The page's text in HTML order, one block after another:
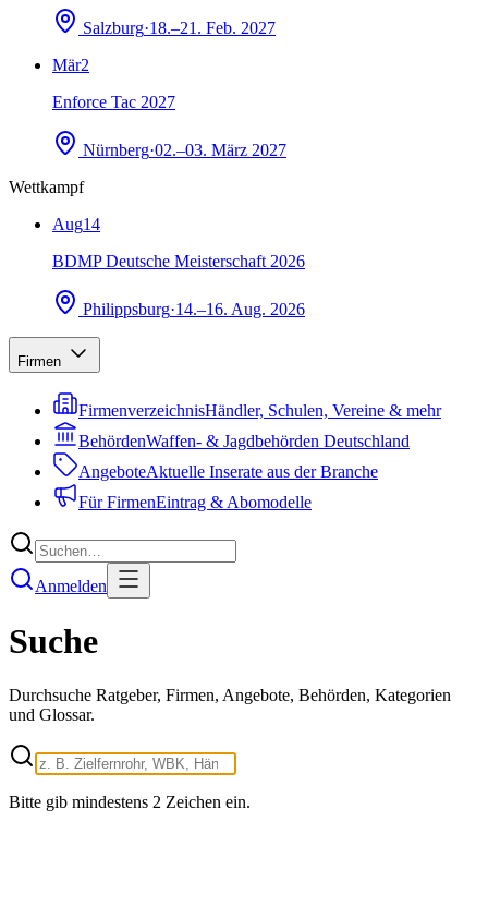
Salzburg·18.–21. Feb. 2027
Mär2
Enforce Tac 2027
Nürnberg·02.–03. März 2027
Wettkampf
Aug14
BDMP Deutsche Meisterschaft 2026
Philippsburg·14.–16. Aug. 2026
Firmen
FirmenverzeichnisHändler, Schulen, Vereine & mehr
BehördenWaffen- & Jagdbehörden Deutschland
AngeboteAktuelle Inserate aus der Branche
Für FirmenEintrag & Abomodelle
Anmelden
Suche
Durchsuche Ratgeber, Firmen, Angebote, Behörden, Kategorien
und Glossar.
Bitte gib mindestens 2 Zeichen ein.